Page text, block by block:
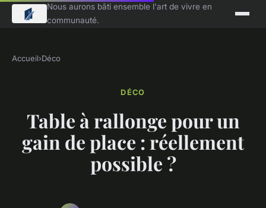
Nous aurons bâti ensemble l'art de vivre en
communauté.
Accueil›Déco
DÉCO
Table à rallonge pour un
gain de place : réellement
possible ?